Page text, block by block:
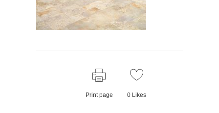
Print page 0Likes